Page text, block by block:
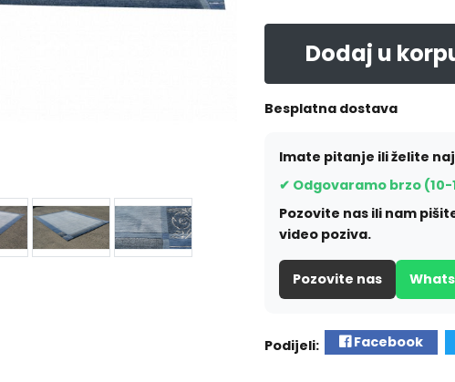
Dodaj u
Besplatna dostava
Imate pitanje ili želite
✔ Odgovaramo brzo (10-
Pozovite nas ili nam
video poziva.
Pozovite nas
Podijeli: Facebook